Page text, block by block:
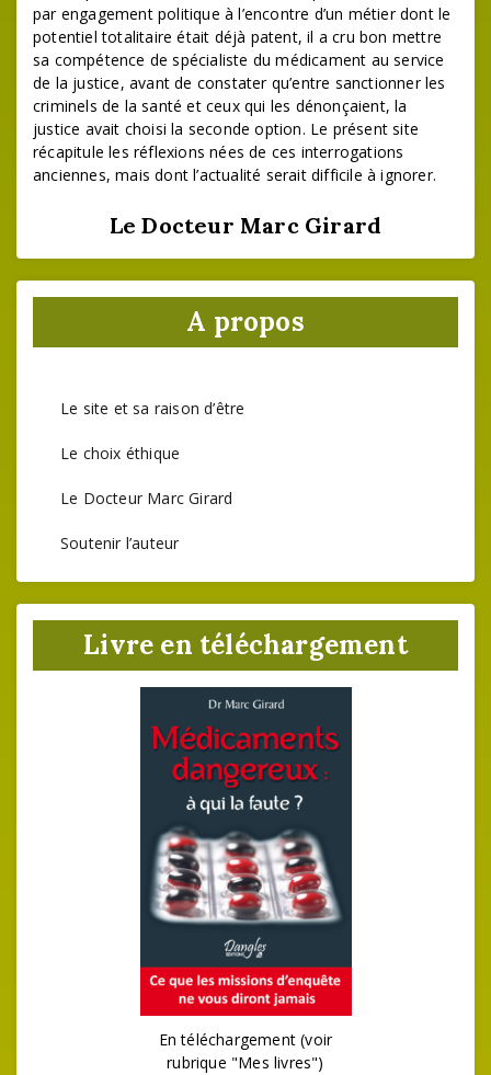
par engagement politique à l’encontre d’un métier dont le
potentiel totalitaire était déjà patent, il a cru bon mettre
sa compétence de spécialiste du médicament au service
de la justice, avant de constater qu’entre sanctionner les
criminels de la santé et ceux qui les dénonçaient, la
justice avait choisi la seconde option. Le présent site
récapitule les réflexions nées de ces interrogations
anciennes, mais dont l’actualité serait difficile à ignorer.
Le Docteur Marc Girard
A propos
Le site et sa raison d’être
Le choix éthique
Le Docteur Marc Girard
Soutenir l’auteur
Livre en téléchargement
En téléchargement (voir
rubrique "Mes livres")